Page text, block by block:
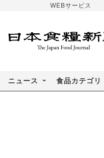
WEBサービス
ニュース 食品カテゴリ